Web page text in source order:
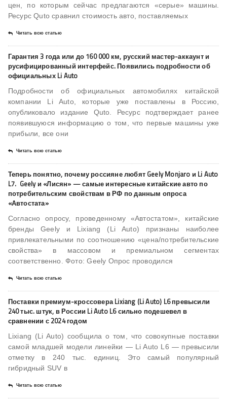
цен, по которым сейчас предлагаются «серые» машины.
Ресурс Quto сравнил стоимость авто, поставляемых
Читать всю статью
Гарантия 3 года или до 160 000 км, русский мастер-аккаунт и
русифицированный интерфейс. Появились подробности об
официальных Li Auto
Подробности об официальных автомобилях китайской
компании Li Auto, которые уже поставлены в Россию,
опубликовало издание Quto. Ресурс подтверждает ранее
появившуюся информацию о том, что первые машины уже
прибыли, все они
Читать всю статью
Теперь понятно, почему россияне любят Geely Monjaro и Li Auto
L7. Geely и «Лисян» — самые интересные китайские авто по
потребительским свойствам в РФ по данным опроса
«Автостата»
Согласно опросу, проведенному «Автостатом», китайские
бренды Geely и Lixiang (Li Auto) признаны наиболее
привлекательными по соотношению «цена/потребительские
свойства» в массовом и премиальном сегментах
соответственно. Фото: Geely Опрос проводился
Читать всю статью
Поставки премиум-кроссовера Lixiang (Li Auto) L6 превысили
240 тыс. штук, в России Li Auto L6 сильно подешевел в
сравнении с 2024 годом
Lixiang (Li Auto) сообщила о том, что совокупные поставки
самой младшей модели линейки — Li Auto L6 — превысили
отметку в 240 тыс. единиц. Это самый популярный
гибридный SUV в
Читать всю статью